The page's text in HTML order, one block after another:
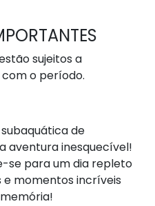
sujeitos a
o período.
de
aventura inesquecível!
se para um dia repleto
momentos incríveis